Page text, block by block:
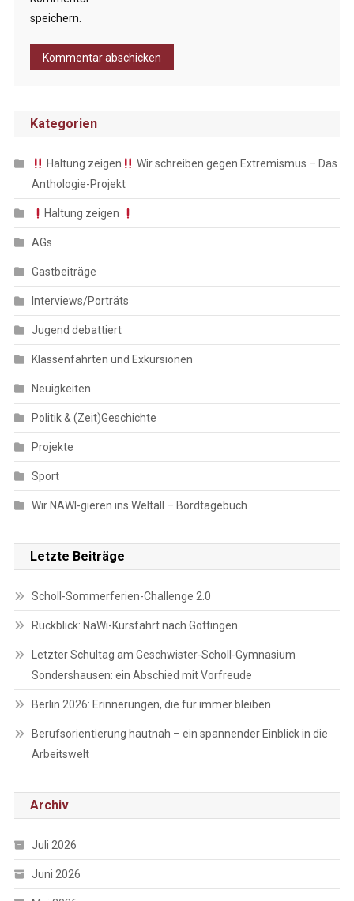
speichern.
Kategorien
Haltung zeigen
Wir schreiben gegen Extremismus – Das
Anthologie-Projekt
Haltung zeigen
AGs
Gastbeiträge
Interviews/Porträts
Jugend debattiert
Klassenfahrten und Exkursionen
Neuigkeiten
Politik & (Zeit)Geschichte
Projekte
Sport
Wir NAWI-gieren ins Weltall – Bordtagebuch
Letzte Beiträge
Scholl-Sommerferien-Challenge 2.0
Rückblick: NaWi-Kursfahrt nach Göttingen
Letzter Schultag am Geschwister-Scholl-Gymnasium
Sondershausen: ein Abschied mit Vorfreude
Berlin 2026: Erinnerungen, die für immer bleiben
Berufsorientierung hautnah – ein spannender Einblick in die
Arbeitswelt
Archiv
Juli 2026
Juni 2026